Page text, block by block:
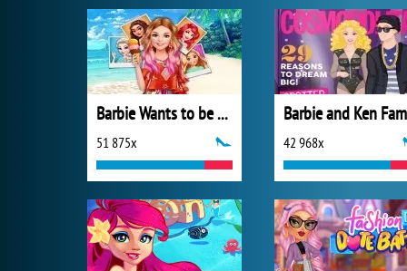
Barbie Wants to be a Princess
51 875x 42 968x